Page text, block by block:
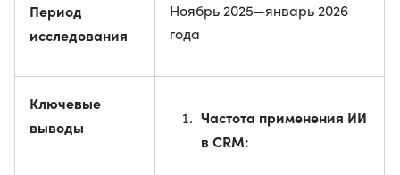
Период
исследования
Ноябрь 2025—январь 2026
года
Ключевые
выводы
Частота применения ИИ
в CRM: